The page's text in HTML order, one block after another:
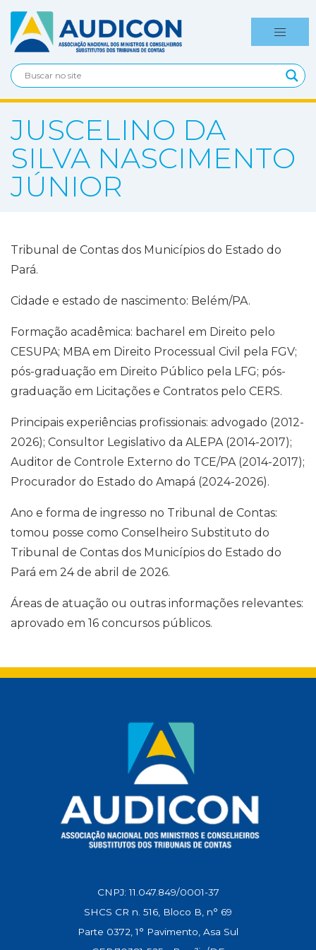
JUSCELINO DA
SILVA NASCIMENTO
JÚNIOR
Tribunal de Contas dos Municípios do Estado do
Pará.
Cidade e estado de nascimento: Belém/PA.
Formação acadêmica: bacharel em Direito pelo
CESUPA; MBA em Direito Processual Civil pela FGV;
pós-graduação em Direito Público pela LFG; pós-
graduação em Licitações e Contratos pelo CERS.
Principais experiências profissionais: advogado (2012-
2026); Consultor Legislativo da ALEPA (2014-2017);
Auditor de Controle Externo do TCE/PA (2014-2017);
Procurador do Estado do Amapá (2024-2026).
Ano e forma de ingresso no Tribunal de Contas:
tomou posse como Conselheiro Substituto do
Tribunal de Contas dos Municípios do Estado do
Pará em 24 de abril de 2026.
Áreas de atuação ou outras informações relevantes:
aprovado em 16 concursos públicos.
CNPJ: 11.047.849/0001-37
SHCS CR n. 516, Bloco B, n° 69
Parte 0372, 1° Pavimento, Asa Sul